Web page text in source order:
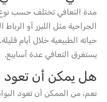
مدة التعافي تختلف حسب نوع
الجراحية مثل الليزر أو
حياته الطبيعية خلال أيام
يستغرق التعافي عدة أسابيع.
هل يمكن أن تعود
نعم، من الممكن أن تعود